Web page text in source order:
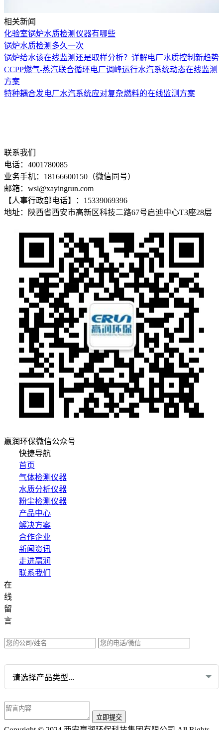
相关新闻
化验室锅炉水质检测仪器有哪些
锅炉水质检测多久一次
锅炉给水该在线监测还是取样分析？详解电厂水质控制新趋势
CCPP燃气-蒸汽联合循环电厂调峰运行水汽系统动态在线监测
方案
特种耦合发电厂水汽系统应对复杂燃料的在线监测方案
联系我们
电话：4001780085
业务手机：18166600150（微信同号）
邮箱：wsl@xayingrun.com
【人事行政部电话】：15339069396
地址：陕西省西安市高新区科技二路67号启迪中心T3座28层
赢润环保微信公众号
快捷导航
首页
气体检测仪器
水质分析仪器
粉尘检测仪器
产品中心
解决方案
合作企业
新闻资讯
走进赢润
联系我们
在
线
留
言